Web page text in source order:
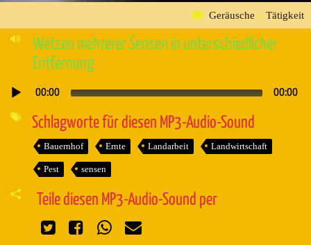
Geräusche » Tätigkeit
Wetzen mehrerer Sensen in unterschiedlicher
Entfernung
Audio-
00:00 00:00
Schlagworte für diesen MP3-Audio-Sound
Bauernhof Ernte Landarbeit Landwirtschaft
Pest sensen
Teile diesen MP3-Audio-Sound per